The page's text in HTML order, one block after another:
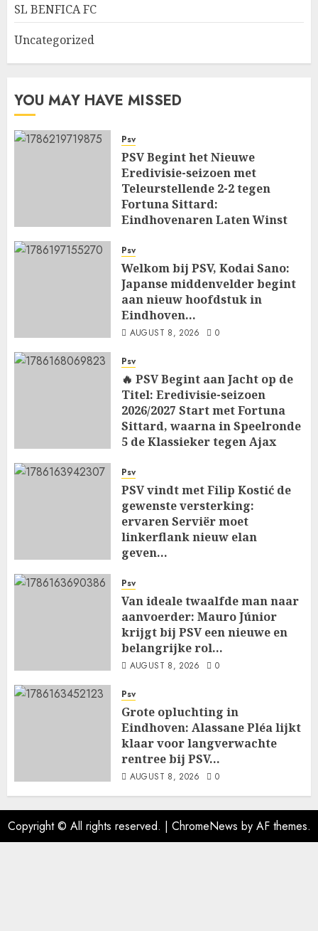
SL BENFICA FC
Uncategorized
YOU MAY HAVE MISSED
Psv
PSV Begint het Nieuwe
Eredivisie-seizoen met
Teleurstellende 2-2 tegen
Fortuna Sittard:
Eindhovenaren Laten Winst
AUGUST 8, 2026
Psv
Welkom bij PSV, Kodai Sano:
Japanse middenvelder begint
aan nieuw hoofdstuk in
Eindhoven…
AUGUST 8, 2026 0
Psv
🔥 PSV Begint aan Jacht op de
Titel: Eredivisie-seizoen
2026/2027 Start met Fortuna
Sittard, waarna in Speelronde
5 de Klassieker tegen Ajax
AUGUST 8, 2026
Psv
PSV vindt met Filip Kostić de
gewenste versterking:
ervaren Serviër moet
linkerflank nieuw elan
geven…
Psv
Van ideale twaalfde man naar
aanvoerder: Mauro Júnior
krijgt bij PSV een nieuwe en
belangrijke rol…
AUGUST 8, 2026 0
Psv
Grote opluchting in
Eindhoven: Alassane Pléa lijkt
klaar voor langverwachte
rentree bij PSV…
AUGUST 8, 2026 0
Copyright © All rights reserved. | ChromeNews by AF themes.